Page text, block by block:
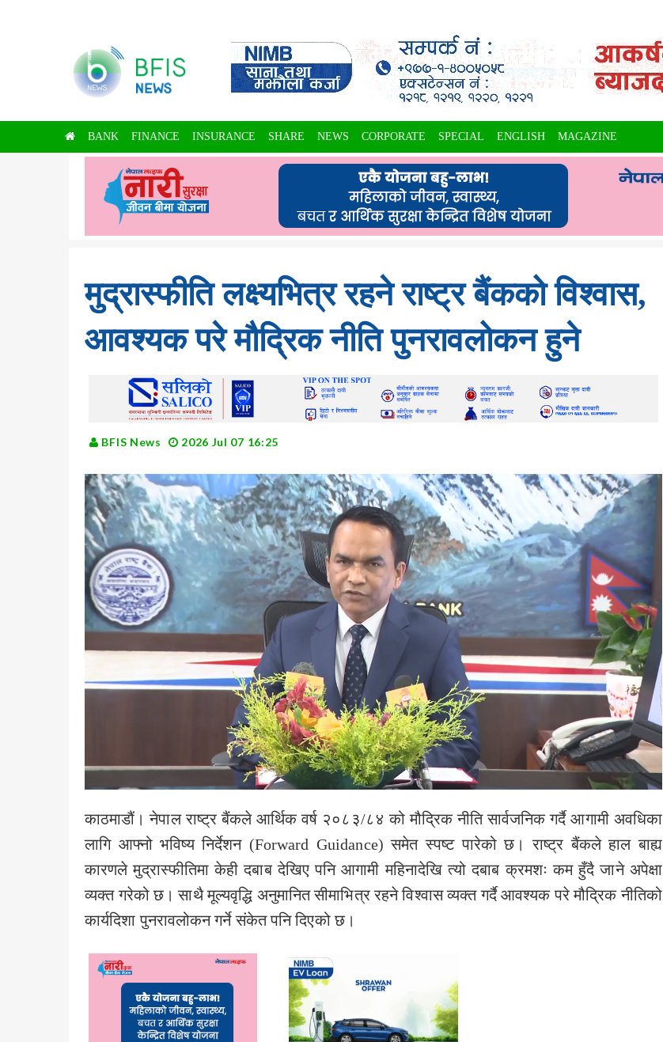
BANK FINANCE INSURANCE SHARE NEWS CORPORATE SPECIAL ENGLISH MAGAZINE
मुद्रास्फीति लक्ष्यभित्र रहने राष्ट्र बैंकको विश्वास,
आवश्यक परे मौद्रिक नीति पुनरावलोकन हुने
BFIS News 2026 Jul 07 16:25
काठमाडौं। नेपाल राष्ट्र बैंकले आर्थिक वर्ष २०८३/८४ को मौद्रिक नीति सार्वजनिक गर्दै आगामी अवधिका
लागि आफ्नो भविष्य निर्देशन (Forward Guidance) समेत स्पष्ट पारेको छ। राष्ट्र बैंकले हाल बाह्य
कारणले मुद्रास्फीतिमा केही दबाब देखिए पनि आगामी महिनादेखि त्यो दबाब क्रमशः कम हुँदै जाने अपेक्षा
व्यक्त गरेको छ। साथै मूल्यवृद्धि अनुमानित सीमाभित्र रहने विश्वास व्यक्त गर्दै आवश्यक परे मौद्रिक नीतिको
कार्यदिशा पुनरावलोकन गर्ने संकेत पनि दिएको छ।